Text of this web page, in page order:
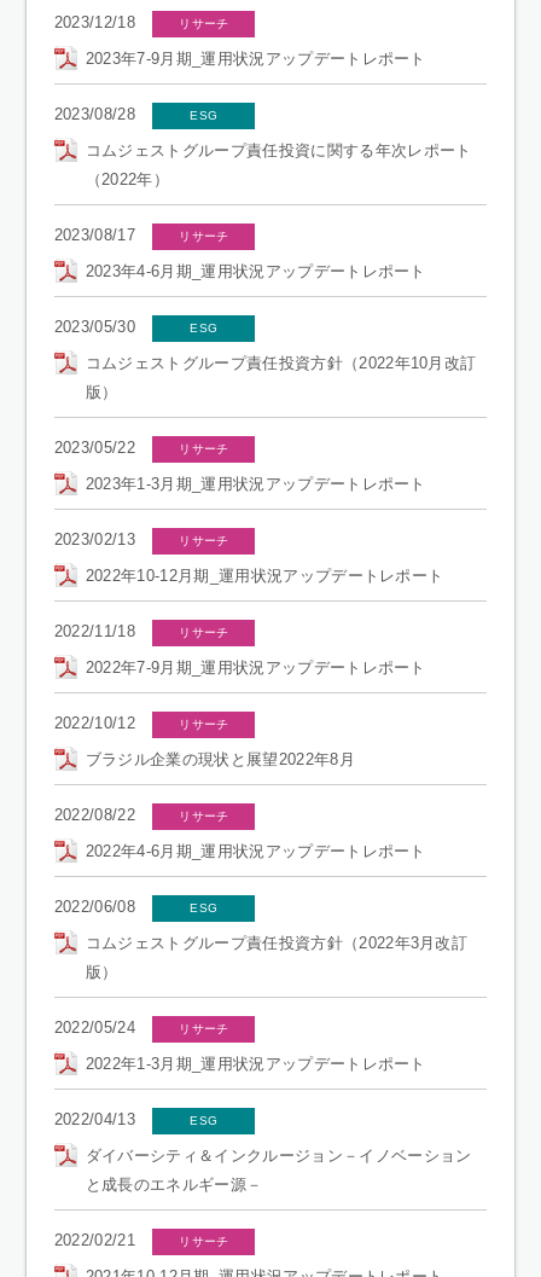
2023/12/18 リサーチ
2023年7-9月期_運用状況アップデートレポート
2023/08/28 ESG
コムジェストグループ責任投資に関する年次レポート
（2022年）
2023/08/17 リサーチ
2023年4-6月期_運用状況アップデートレポート
2023/05/30 ESG
コムジェストグループ責任投資方針（2022年10月改訂
版）
2023/05/22 リサーチ
2023年1-3月期_運用状況アップデートレポート
2023/02/13 リサーチ
2022年10-12月期_運用状況アップデートレポート
2022/11/18 リサーチ
2022年7-9月期_運用状況アップデートレポート
2022/10/12 リサーチ
ブラジル企業の現状と展望2022年8月
2022/08/22 リサーチ
2022年4-6月期_運用状況アップデートレポート
2022/06/08 ESG
コムジェストグループ責任投資方針（2022年3月改訂
版）
2022/05/24 リサーチ
2022年1-3月期_運用状況アップデートレポート
2022/04/13 ESG
ダイバーシティ＆インクルージョン－イノベーション
と成長のエネルギー源－
2022/02/21 リサーチ